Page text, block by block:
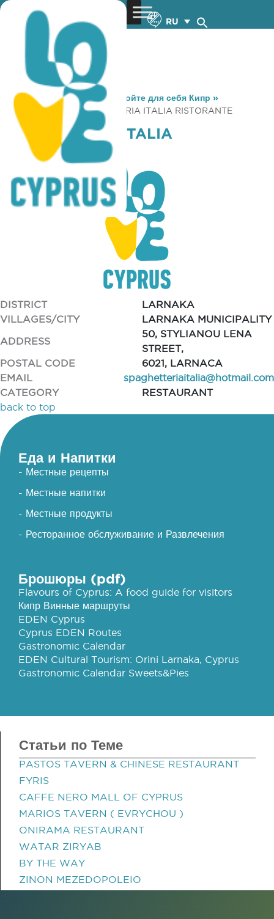
RU
You are here: Home »Откройте для себя Кипр »
Gastronomy
» SPAGHETTERIA ITALIA RISTORANTE
SPAGHETTERIA ITALIA
RISTORANTE
DISTRICT
LARNAKA
VILLAGES/CITY
LARNAKA MUNICIPALITY
ADDRESS
50, STYLIANOU LENA
STREET,
POSTAL CODE
6021, LARNACA
EMAIL
spaghetteriaitalia@hotmail.com
CATEGORY
RESTAURANT
back to top
Еда и Напитки
- Местные рецепты
- Местные напитки
- Местные продукты
- Ресторанное обслуживание и Развлечения
Брошюры (pdf)
Flavours of Cyprus: A food guide for visitors
Кипр Винные маршруты
EDEN Cyprus
Cyprus EDEN Routes
Gastronomic Calendar
EDEN Cultural Tourism: Orini Larnaka, Cyprus
Gastronomic Calendar Sweets&Pies
Статьи по Теме
PASTOS TAVERN & CHINESE RESTAURANT
FYRIS
CAFFE NERO MALL OF CYPRUS
MARIOS TAVERN ( EVRYCHOU )
ONIRAMA RESTAURANT
WATAR ZIRYAB
BY THE WAY
ZINON MEZEDOPOLEIO